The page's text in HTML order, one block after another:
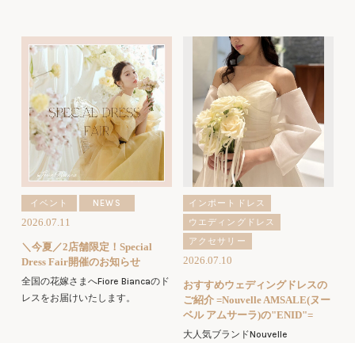
イベント NEWS
2026.07.11
＼今夏／2店舗限定！Special
Dress Fair開催のお知らせ
全国の花嫁さまへFiore Biancaのド
レスをお届けいたします。
インポートドレス
ウエディングドレス
アクセサリー
2026.07.10
おすすめウェディングドレスの
ご紹介 =Nouvelle AMSALE(ヌー
ベル アムサーラ)の"ENID"=
大人気ブランドNouvelle